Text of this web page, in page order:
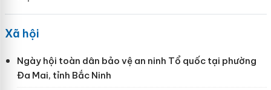
Xã hội
Ngày hội toàn dân bảo vệ an ninh Tổ quốc tại phường
Đa Mai, tỉnh Bắc Ninh